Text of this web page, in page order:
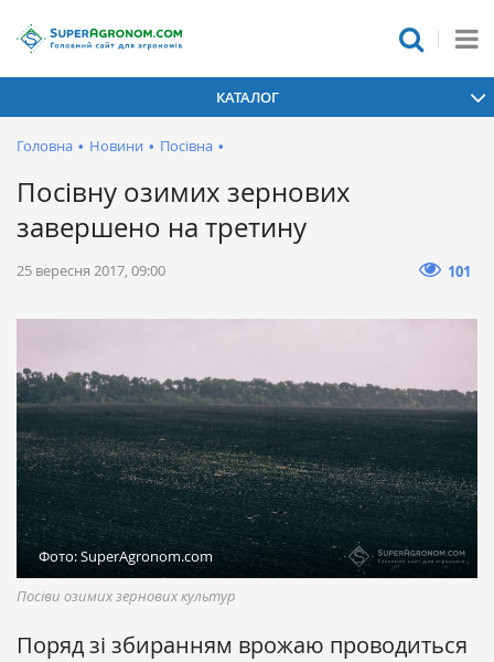
КАТАЛОГ
Головна • Новини • Посівна •
Посівну озимих зернових
завершено на третину
25 вересня 2017, 09:00 101
Фото: SuperAgronom.com
Посіви озимих зернових культур
Поряд зі збиранням врожаю проводиться